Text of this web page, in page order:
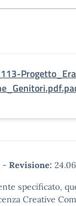
- Revisione:
specificato,
Creative